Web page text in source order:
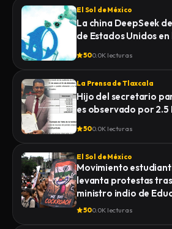
El Sol de México
La china DeepSeek
de Estados Unidos en
500.0K lecturas
La Prensa de Tlaxcala
Hijo del secretario
es observado por 2.5
500.0K lecturas
El Sol de México
Movimiento
levanta protestas
ministro indio de
500.0K lecturas